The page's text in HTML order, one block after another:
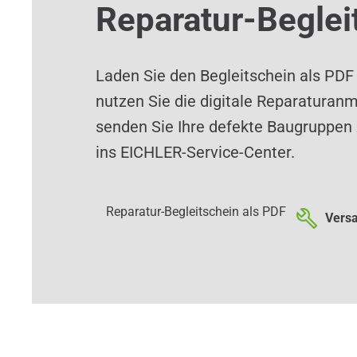
Reparatur-
Laden Sie den Begleitschein als
nutzen Sie die digitale
senden Sie Ihre defekte
ins EICHLER-Service-Center.
Reparatur-Begleitschein als PDF